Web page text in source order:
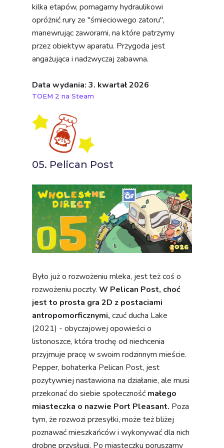
kilka etapów, pomagamy hydraulikowi
opróżnić rury ze "śmieciowego zatoru",
manewrując zaworami, na które patrzymy
przez obiektyw aparatu. Przygoda jest
angażująca i nadzwyczaj zabawna.
Data wydania: 3. kwartał 2026
TOEM 2 na Steam
05. Pelican Post
Było już o rozwożeniu mleka, jest też coś o
rozwożeniu poczty. W Pelican Post, choć
jest to prosta gra 2D z postaciami
antropomorficznymi, czuć ducha Lake
(2021) - obyczajowej opowieści o
listonoszce, która trochę od niechcenia
przyjmuje pracę w swoim rodzinnym mieście.
Pepper, bohaterka Pelican Post, jest
pozytywniej nastawiona na działanie, ale musi
przekonać do siebie społeczność małego
miasteczka o nazwie Port Pleasant. Poza
tym, że rozwozi przesyłki, może też bliżej
poznawać mieszkańców i wykonywać dla nich
drobne przysługi. Po miasteczku poruszamy